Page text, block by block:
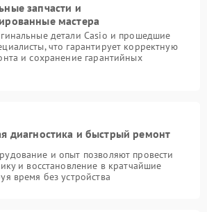
запчасти и
мастера
детали Casio и прошедшие
что гарантирует корректную
и сохранение гарантийных
диагностика и быстрый ремонт
и опыт позволяют провести
и восстановление в кратчайшие
время без устройства